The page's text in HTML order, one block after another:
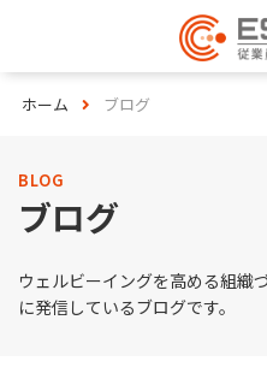
ホーム ブログ
BLOG
ブログ
ウェルビーイングを高める組織
に発信しているブログです。